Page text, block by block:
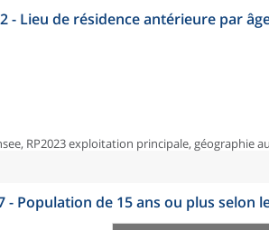
- Lieu de résidence antérieure par
RP2023 exploitation principale, géographie
- Population de 15 ans ou plus